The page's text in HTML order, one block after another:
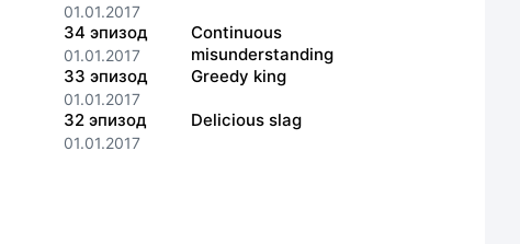
01.01.2017
34 эпизод
01.01.2017
Continuous
misunderstanding
33 эпизод
01.01.2017
Greedy king
32 эпизод
01.01.2017
Delicious slag